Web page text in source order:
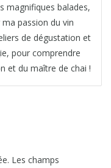
magnifiques balades,
passion du vin
de dégustation et
pour comprendre
et du maître de chai !
Les champs